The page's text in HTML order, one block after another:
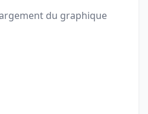
du graphique